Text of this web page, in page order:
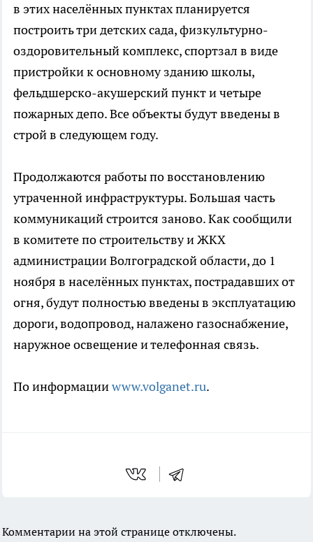
в этих населённых пунктах планируется
построить три детских сада, физкультурно-
оздоровительный комплекс, спортзал в виде
пристройки к основному зданию школы,
фельдшерско-акушерский пункт и четыре
пожарных депо. Все объекты будут введены в
строй в следующем году.
Продолжаются работы по восстановлению
утраченной инфраструктуры. Большая часть
коммуникаций строится заново. Как сообщили
в комитете по строительству и ЖКХ
администрации Волгоградской области, до 1
ноября в населённых пунктах, пострадавших от
огня, будут полностью введены в эксплуатацию
дороги, водопровод, налажено газоснабжение,
наружное освещение и телефонная связь.
По информацииwww.volganet.ru.
Комментарии на этой странице отключены.